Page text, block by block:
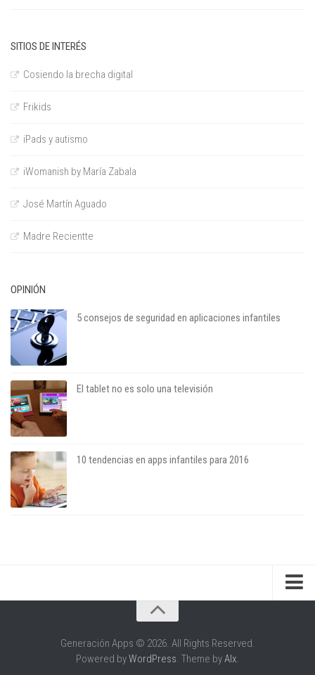
SITIOS DE INTERÉS
Cosiendo la brecha digital
Frikids
iPads y autismo
iWomanish by María Zabala
José Martín Aguado
Madre Recientte
OPINIÓN
5 consejos de seguridad en aplicaciones infantiles
El tablet no es solo una televisión
10 tendencias en apps infantiles para 2016
Sobre el autor
Apariciones en medios
Generación Apps © 2026. All Rights Reserved.
Powered byWordPress. Theme byAlx.